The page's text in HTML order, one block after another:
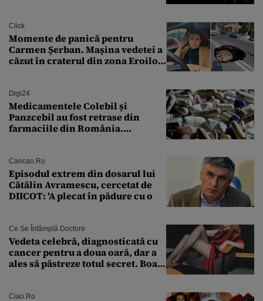
Click
Momente de panică pentru
Carmen Șerban. Mașina vedetei a
căzut în craterul din zona Eroilor:
Digi24
Medicamentele Colebil și
Panzcebil au fost retrase din
farmaciile din România.
Cancan.ro
Episodul extrem din dosarul lui
Cătălin Avramescu, cercetat de
DIICOT: 'A plecat în pădure cu o
Ce Se Întâmplă Doctore
Vedeta celebră, diagnosticată cu
cancer pentru a doua oară, dar a
ales să păstreze totul secret. Boala
Ciao.ro